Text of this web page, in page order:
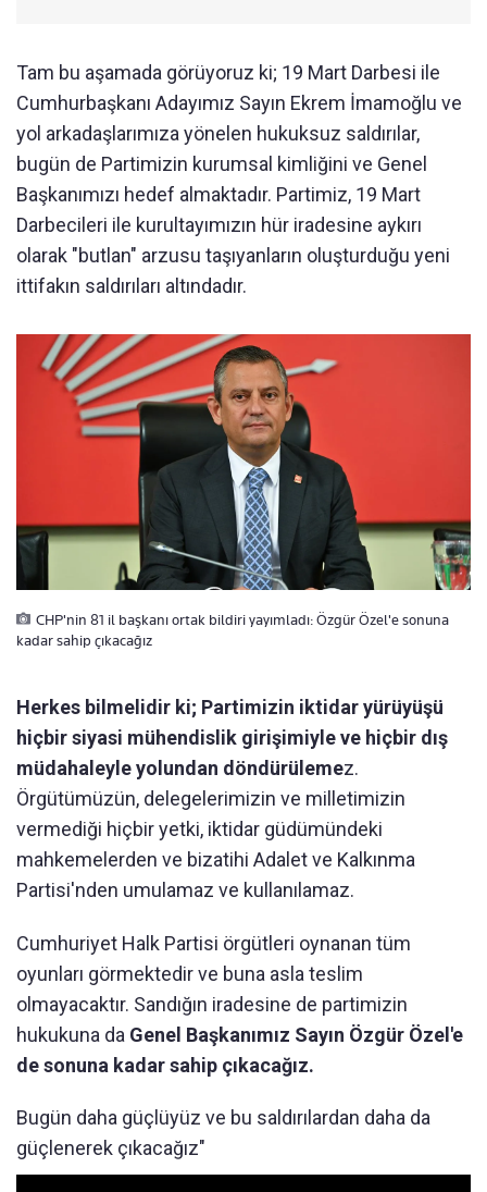
Tam bu aşamada görüyoruz ki; 19 Mart Darbesi ile
Cumhurbaşkanı Adayımız Sayın Ekrem İmamoğlu ve
yol arkadaşlarımıza yönelen hukuksuz saldırılar,
bugün de Partimizin kurumsal kimliğini ve Genel
Başkanımızı hedef almaktadır. Partimiz, 19 Mart
Darbecileri ile kurultayımızın hür iradesine aykırı
olarak "butlan" arzusu taşıyanların oluşturduğu yeni
ittifakın saldırıları altındadır.
CHP'nin 81 il başkanı ortak bildiri yayımladı: Özgür Özel'e sonuna
kadar sahip çıkacağız
Herkes bilmelidir ki; Partimizin iktidar yürüyüşü
hiçbir siyasi mühendislik girişimiyle ve hiçbir dış
müdahaleyle yolundan döndürülemez.
Örgütümüzün, delegelerimizin ve milletimizin
vermediği hiçbir yetki, iktidar güdümündeki
mahkemelerden ve bizatihi Adalet ve Kalkınma
Partisi'nden umulamaz ve kullanılamaz.
Cumhuriyet Halk Partisi örgütleri oynanan tüm
oyunları görmektedir ve buna asla teslim
olmayacaktır. Sandığın iradesine de partimizin
hukukuna da Genel Başkanımız Sayın Özgür Özel'e
de sonuna kadar sahip çıkacağız.
Bugün daha güçlüyüz ve bu saldırılardan daha da
güçlenerek çıkacağız"